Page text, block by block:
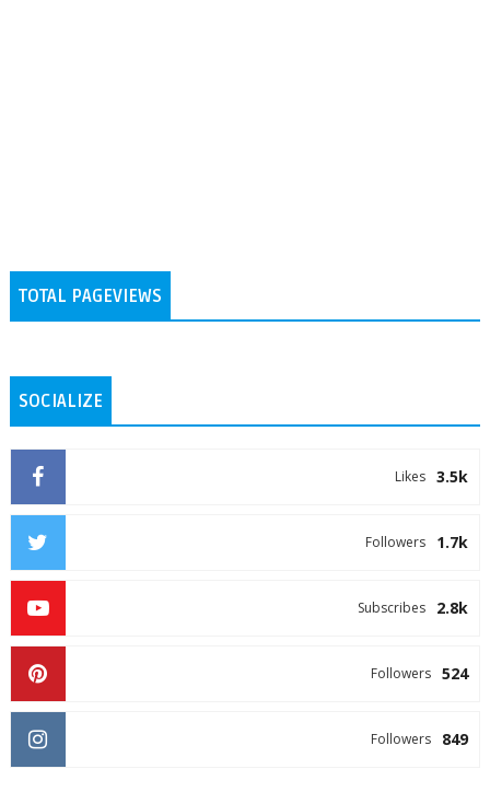
TOTAL PAGEVIEWS
SOCIALIZE
3.5k
Likes
1.7k
Followers
2.8k
Subscribes
524
Followers
849
Followers